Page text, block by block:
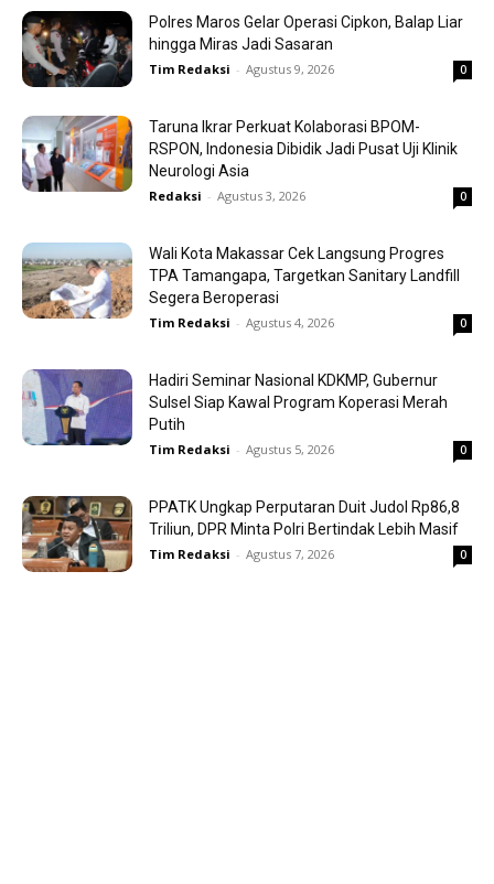
Polres Maros Gelar Operasi Cipkon, Balap Liar
hingga Miras Jadi Sasaran
Tim Redaksi - Agustus 9, 2026 0
Taruna Ikrar Perkuat Kolaborasi BPOM-
RSPON, Indonesia Dibidik Jadi Pusat Uji Klinik
Neurologi Asia
Redaksi - Agustus 3, 2026 0
Wali Kota Makassar Cek Langsung Progres
TPA Tamangapa, Targetkan Sanitary Landfill
Segera Beroperasi
Tim Redaksi - Agustus 4, 2026 0
Hadiri Seminar Nasional KDKMP, Gubernur
Sulsel Siap Kawal Program Koperasi Merah
Putih
Tim Redaksi - Agustus 5, 2026 0
PPATK Ungkap Perputaran Duit Judol Rp86,8
Triliun, DPR Minta Polri Bertindak Lebih Masif
Tim Redaksi - Agustus 7, 2026 0